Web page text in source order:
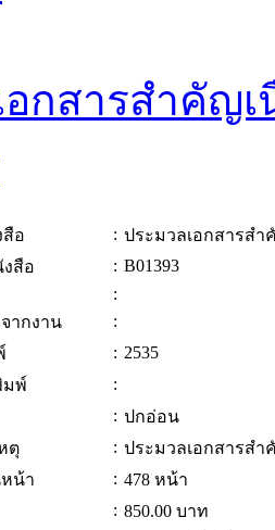
อกสารสำคัญ
อ : ประมวลเอกสารส
สือ
: B01393
:
ากงาน
:
: 2535
มพ์
:
: ปกอ่อน
ตุ
: ประมวลเอกสารส
น้า
: 478 หน้า
: 850.00 บาท